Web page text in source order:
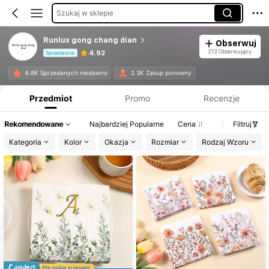
Szukaj w sklepie
Runlux gong chang dian
Sprzedawca 4.92
Obserwuj
213 Obserwujący
6.8K Sprzedanych niedawno 2.3K Zakup ponowny
Przedmiot Promo Recenzje
Rekomendowane Najbardziej Popularne Cena
Filtruj
Kategoria
Kolor Okazja Rozmiar Rodzaj Wzoru